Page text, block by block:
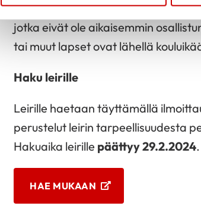
moniammatillisen
jotka eivät ole aikaisemmin
tai muut lapset ovat lähellä
Haku leirille
Leirille haetaan täyttämällä
perustelut leirin tarpeellisuudesta
Hakuaika leirille päättyy 29.2.2024.
HAE MUKAAN